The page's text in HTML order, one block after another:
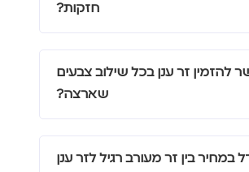
חזקות?
להזמין זר ענן בכל שילוב צבעים
שארצה?
בין זר מעורב רגיל לזר ענן